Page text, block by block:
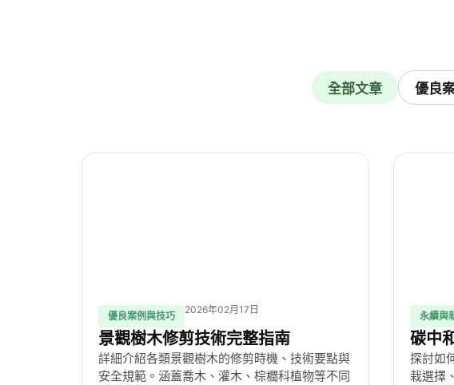
優良
全部文章
優良案例與技巧
2026年02月17日
景觀樹木修剪技術完整指南
詳細介紹各類景觀樹木的修剪時機、技術要點與
安全規範。涵蓋喬木、灌木、棕櫚科植物等不同
永續與
碳中
探討如
栽選擇